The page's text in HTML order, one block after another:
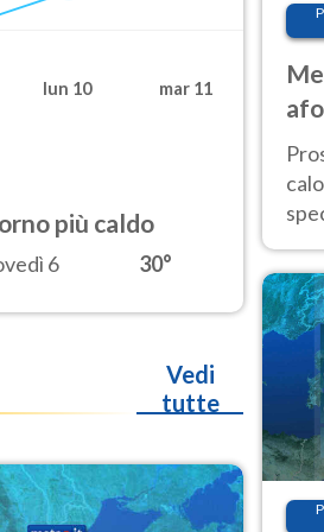
lun 10 mar 11
più caldo
6 30°
Vedi
tutte